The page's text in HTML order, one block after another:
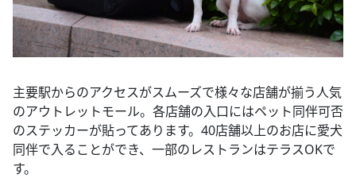
主要駅からのアクセスがスムーズで様々な店舗が揃う人気
のアウトレットモール。各店舗の入口にはペット同伴可否
のステッカーが貼ってあります。40店舗以上のお店に愛犬
同伴で入ることができ、一部のレストランはテラスOKで
す。